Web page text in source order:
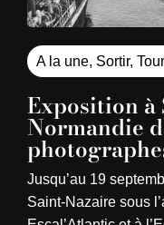
A la une, Sortir,
Exposition à
Normandie
Jusqu’au 19
Saint-Nazaire sous